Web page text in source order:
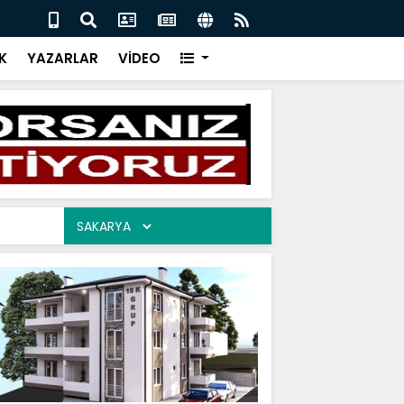
PROGRAMI 05.08.2026
YAZARLAR VİDEO